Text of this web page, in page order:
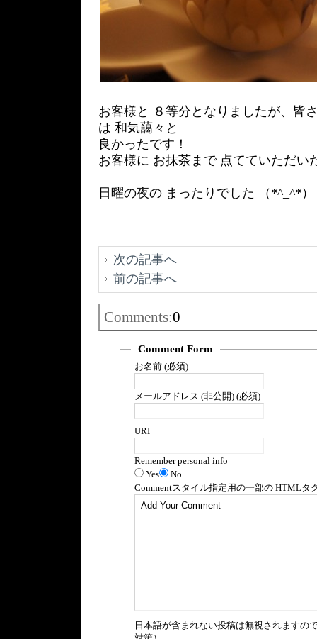
お客様と ８等分となりましたが、皆
は 和気藹々と
良かったです！
お客様に お抹茶まで 点てていただい
日曜の夜の まったりでした （*^_^*）
次の記事へ
前の記事へ
Comments:0
Comment Form
お名前 (必須)
メールアドレス (非公開) (必須)
URI
Remember personal info
Yes
No
Commentスタイル指定用の一部の HTMLタ
日本語が含まれない投稿は無視されますの